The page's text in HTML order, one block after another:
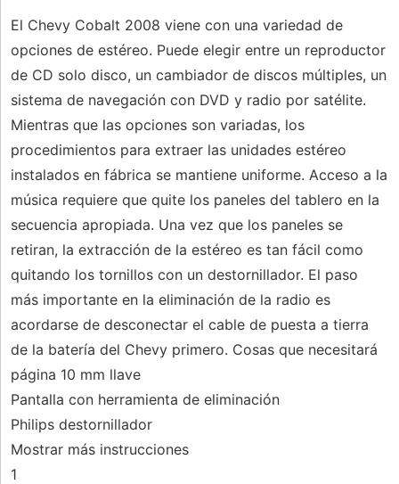
El Chevy Cobalt 2008 viene con una variedad de
opciones de estéreo. Puede elegir entre un reproductor
de CD solo disco, un cambiador de discos múltiples, un
sistema de navegación con DVD y radio por satélite.
Mientras que las opciones son variadas, los
procedimientos para extraer las unidades estéreo
instalados en fábrica se mantiene uniforme. Acceso a la
música requiere que quite los paneles del tablero en la
secuencia apropiada. Una vez que los paneles se
retiran, la extracción de la estéreo es tan fácil como
quitando los tornillos con un destornillador. El paso
más importante en la eliminación de la radio es
acordarse de desconectar el cable de puesta a tierra
de la batería del Chevy primero. Cosas que necesitará
página 10 mm llave
Pantalla con herramienta de eliminación
Philips destornillador
Mostrar más instrucciones
1